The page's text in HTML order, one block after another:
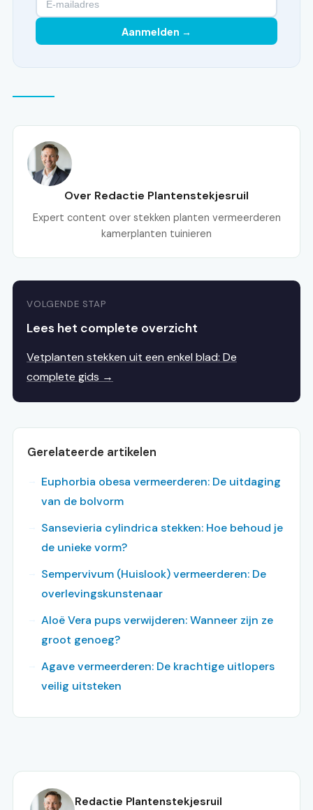
Aanmelden →
Over Redactie Plantenstekjesruil
Expert content over stekken planten vermeerderen
kamerplanten tuinieren
VOLGENDE STAP
Lees het complete overzicht
Vetplanten stekken uit een enkel blad: De
complete gids →
Gerelateerde artikelen
Euphorbia obesa vermeerderen: De uitdaging
van de bolvorm
Sansevieria cylindrica stekken: Hoe behoud je
de unieke vorm?
Sempervivum (Huislook) vermeerderen: De
overlevingskunstenaar
Aloë Vera pups verwijderen: Wanneer zijn ze
groot genoeg?
Agave vermeerderen: De krachtige uitlopers
veilig uitsteken
Redactie Plantenstekjesruil